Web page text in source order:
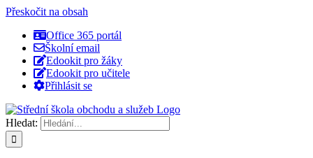
Přeskočit na obsah
Office 365 portál
Školní email
Edookit pro žáky
Edookit pro učitele
Přihlásit se
Hledat: